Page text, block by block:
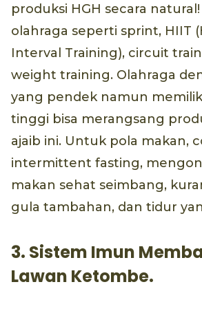
produksi HGH secara
olahraga seperti sprint, HIIT
Interval Training), circuit
weight training. Olahraga
yang pendek namun
tinggi bisa merangsang
ajaib ini. Untuk pola makan,
intermittent fasting,
makan sehat seimbang,
gula tambahan, dan tidur
3. Sistem Imun
Lawan Ketombe.